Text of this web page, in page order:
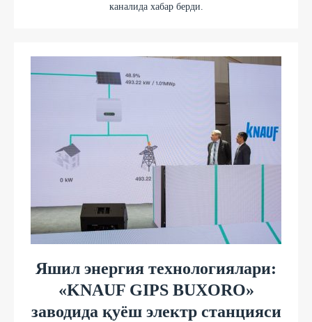
каналида хабар берди.
Яшил энергия технологиялари:
«KNAUF GIPS BUXORO»
заводида қуёш электр станцияси